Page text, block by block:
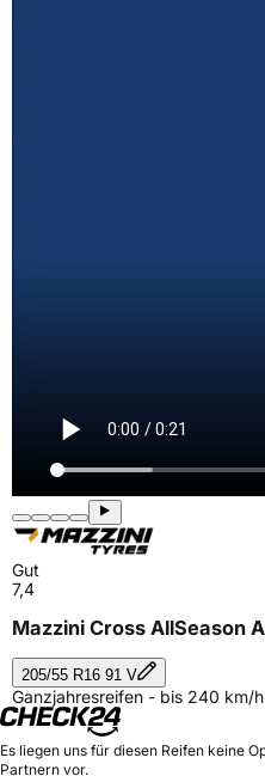
Gut
7,4
Mazzini Cross AllSeason
205/55 R16 91 V
Ganzjahresreifen - bis 240 km/
Es liegen uns für diesen Reifen keine
Partnern vor.